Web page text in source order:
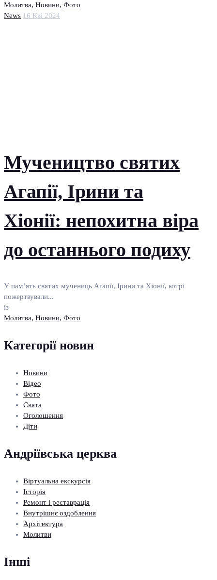
Молитва, Новини, Фото
News 16 Кві 2024
Мучеництво святих
Агапії, Ірини та
Хіонії: непохитна віра
до останнього подиху
У пам’ять святих мучениць Агапії, Ірини та Хіонії, котрі
пожертвували...
із
Молитва, Новини, Фото
Категорії новин
Новини
Відео
Фото
Свята
Оголошення
Діти
Андріївська церква
Віртуальна екскурсія
Історія
Ремонт і реставрація
Внутрішнє оздоблення
Архітектура
Молитви
Інші